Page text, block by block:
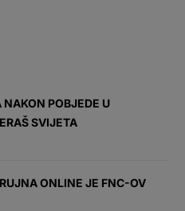
POBJEDE U
SVIJETA
ONLINE JE FNC-OV